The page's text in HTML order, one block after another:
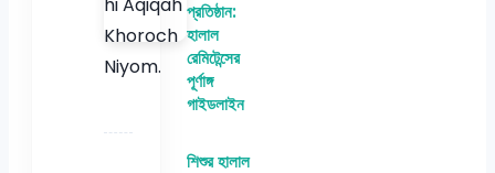
প্রতিষ্ঠান:
হালাল
রেমিটেন্সের
পূর্ণাঙ্গ
গাইডলাইন
শিশুর হালাল